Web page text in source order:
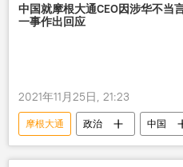
中国就摩根大通CEO因涉华不当
一事作出回应
2021年11月25日, 21:23
摩根大通 政治 中国